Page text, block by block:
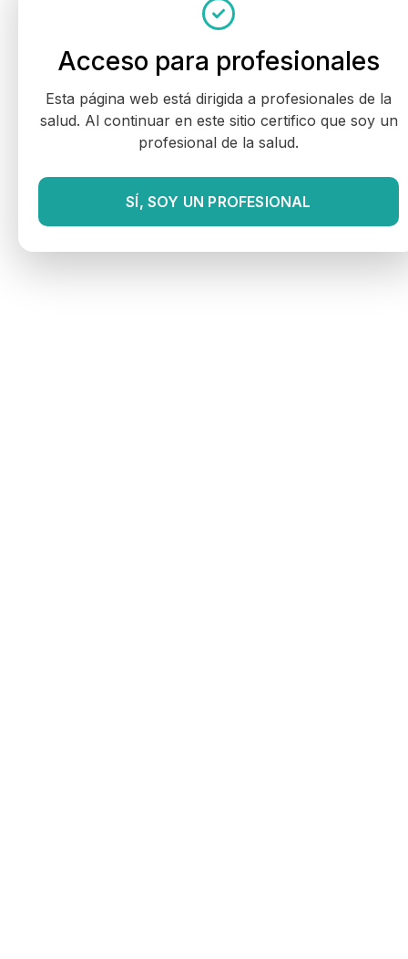
Acceso para profesionales
Esta página web está dirigida a profesionales de la
salud. Al continuar en este sitio certifico que soy un
profesional de la salud.
SÍ, SOY UN PROFESIONAL